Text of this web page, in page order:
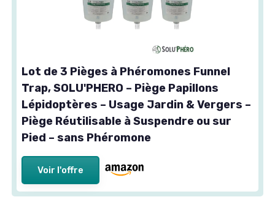
Lot de 3 Pièges à Phéromones Funnel
Trap, SOLU'PHERO – Piège Papillons
Lépidoptères – Usage Jardin & Vergers –
Piège Réutilisable à Suspendre ou sur
Pied – sans Phéromone
Voir l'offre